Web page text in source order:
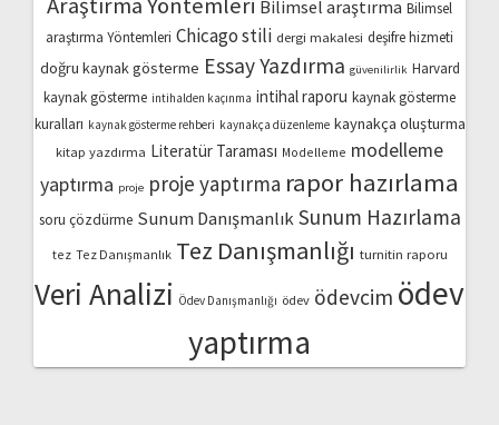
Bilimsel araştırma Bilimsel
araştırma Yöntemleri Chicago stili dergi makalesi deşifre hizmeti
doğru kaynak gösterme Essay Yazdırma güvenilirlik Harvard
kaynak gösterme intihalden kaçınma intihal raporu kaynak gösterme
kuralları kaynak gösterme rehberi kaynakça düzenleme kaynakça oluşturma
kitap yazdırma Literatür Taraması Modelleme modelleme
yaptırma proje proje yaptırma rapor hazırlama
soru çözdürme Sunum Danışmanlık Sunum Hazırlama
tez Tez Danışmanlık Tez Danışmanlığı turnitin raporu
Veri Analizi Ödev Danışmanlığı ödev ödevcim ödev
yaptırma